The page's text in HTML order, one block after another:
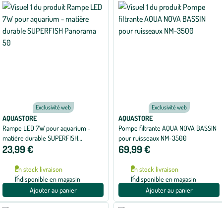
Exclusivité web
AQUASTORE
Rampe LED 7W pour aquarium -
matière durable SUPERFISH
Panorama 50
23,99 €
En stock livraison
Indisponible en magasin
Ajouter au panier
Exclusivité web
AQUASTORE
Pompe filtrante AQUA NOVA BASSIN
pour ruisseaux NM-3500
69,99 €
En stock livraison
Indisponible en magasin
Ajouter au panier